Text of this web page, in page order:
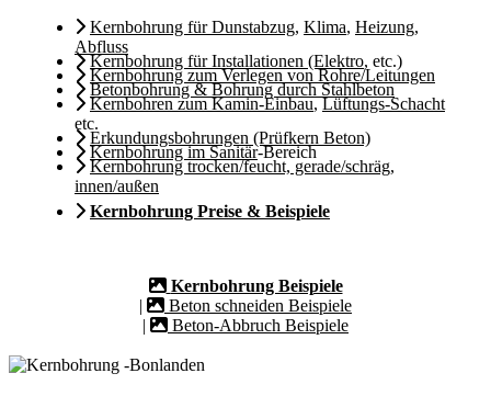
Kernbohrung für Dunstabzug, Klima, Heizung,
Abfluss
Kernbohrung für Installationen (Elektro, etc.)
Kernbohrung zum Verlegen von Rohre/Leitungen
Betonbohrung & Bohrung durch Stahlbeton
Kernbohren zum Kamin-Einbau,Lüftungs-Schacht
etc.
Erkundungsbohrungen (Prüfkern Beton)
Kernbohrung im Sanitär-Bereich
Kernbohrung trocken/feucht, gerade/schräg,
innen/außen
Kernbohrung Preise & Beispiele
Kernbohrung Beispiele
|
Beton schneiden Beispiele
|
Beton-Abbruch Beispiele